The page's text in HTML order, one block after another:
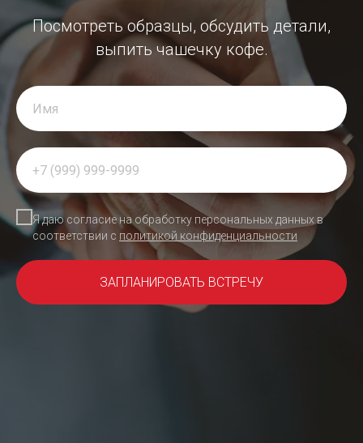
Посмотреть образцы, обсудить детали,
выпить чашечку кофе.
Я даю согласие на обработку персональных данных в
соответствии с политикой конфиденциальности
ЗАПЛАНИРОВАТЬ ВСТРЕЧУ